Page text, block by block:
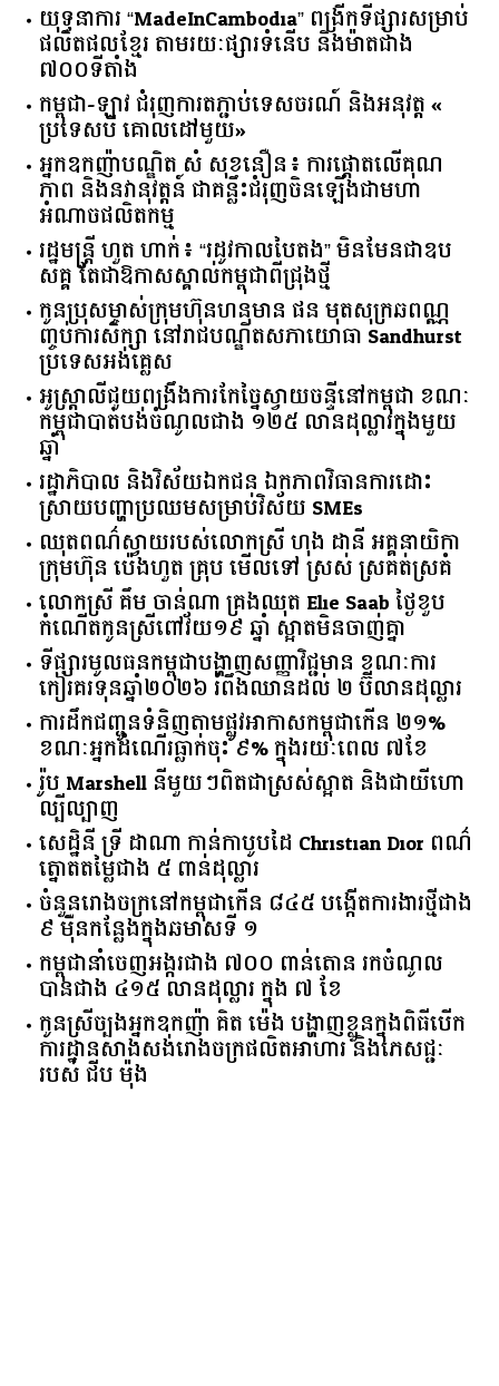
យុទ្ធនាការ “MadeInCambodia” ពង្រីកទីផ្សារសម្រាប់
ផលិតផលខ្មែរ តាមរយៈផ្សារទំនើប និងម៉ាតជាង
៧០០ទីតាំង
កម្ពុជា​-​ឡាវ ​ជំរុញ​ការ​តភ្ជាប់​ទេសចរណ៍​ ​និង​អនុវត្ត​ ​«​
ប្រទេស​បី ​គោលដៅ​មួយ​»
អ្នកឧកញ៉ាបណ្ឌិត សំ សុខនឿន៖ ការផ្តោតលើគុណ
ភាព និងនវានុវត្តន៍ ជាគន្លឹះជំរុញចិនឡើងជាមហា
អំណាចផលិតកម្ម
រដ្ឋមន្ត្រី ហួត ហាក់៖ “រដូវកាលបៃតង” មិនមែនជាឧប
សគ្គ តែជាឱកាសស្គាល់កម្ពុជាពីជ្រុងថ្មី
កូនប្រុសម្ចាស់ក្រុមហ៊ុនហនុមាន ផន មុតសុក្រឆពណ្ណ
ញ្ចប់ការសិក្សា នៅរាជបណ្ឌិតសភាយោធា Sandhurst
ប្រទេសអង់គ្លេស
អូស្ត្រាលី​ជួយ​ពង្រឹង​ការ​កែច្នៃ​ស្វាយចន្ទី​នៅ​កម្ពុជា​ ​ខណៈ​
កម្ពុជា​បាត់បង់​ចំណូល​ជាង​ ​១២៥​ ​លាន​ដុល្លារ​ក្នុង​មួយ​
ឆ្នាំ​
រដ្ឋាភិបាល​ ​និង​វិស័យ​ឯកជន ​ឯកភាព​វិធានការ​ដោះ
ស្រាយ​បញ្ហា​ប្រឈម​​សម្រាប់​វិស័យ​ ​SMEs​
ឈុតពណ៌ស្វាយរបស់លោកស្រី ហុង ដានី អគ្គ​នាយិកា​
ក្រុមហ៊ុន ប៉េងហួត គ្រុប មើលទៅ ស្រស់ ស្រគត់ស្រគំ
លោកស្រី គឹម ចាន់ណា គ្រងឈុត Elie Saab ថ្ងៃខួប
កំណើតកូនស្រីពៅវ័យ១៩ ឆ្នាំ ស្អាតមិនចាញ់គ្នា
ទីផ្សារ​មូលធន​កម្ពុជា​បង្ហាញ​សញ្ញា​វិជ្ជមាន​ ​ខណៈ​ការ​
កៀរគរ​ទុន​ឆ្នាំ​២០២៦​ ​រំពឹង​ឈានដល់​ ​២​ ​ប៊ីលាន​ដុល្លារ​
ការដឹកជញ្ជូនទំនិញតាមផ្លូវអាកាសកម្ពុជាកើន ២១%
ខណៈអ្នកដំណើរធ្លាក់ចុះ ៩% ក្នុងរយៈពេល ៧ខែ
រ៉ូប Marshell នីមួយៗពិតជាស្រស់ស្អាត និងជាយីហោ
ល្បីល្បាញ
សេដ្ឋិនី ទ្រី ដាណា កាន់កាបូបដៃ Christian Dior ពណ៌
ត្នោតតម្លៃជាង ៥ ពាន់ដុល្លារ
ចំនួន​រោងចក្រ​នៅ​កម្ពុជា​កើន​ ​៨៤៥​ ​បង្កើត​ការងារ​ថ្មី​ជាង​
​៩​ ​ម៉ឺន​កន្លែង​ក្នុង​ឆមាស​ទី ​១​
កម្ពុជានាំចេញអង្ករជាង ៧០០ ពាន់តោន រកចំណូល
បានជាង ៤១៥ លានដុល្លារ ក្នុង ៧ ខែ
កូនស្រីច្បងអ្នកឧកញ៉ា គិត ម៉េង បង្ហាញខ្លួនក្នុងពិធីបើក
ការដ្ឋានសាងសង់រោងចក្រផលិតអាហារ និងភេសជ្ជៈ
របស់ ជីប ម៉ុង